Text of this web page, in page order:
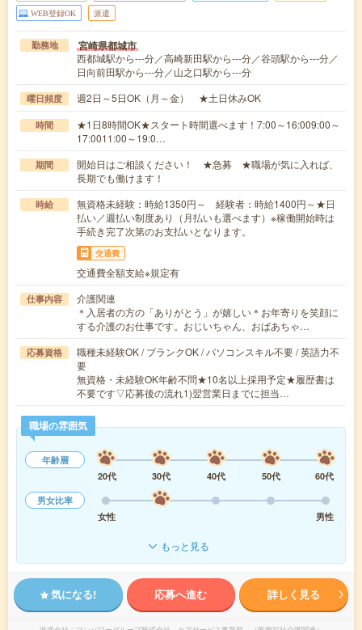
WEB登録OK 派遣
勤務地 宮崎県都城市
西都城駅から---分／高崎新田駅から---分／谷頭駅から---分／
日向前田駅から---分／山之口駅から---分
曜日頻度 週2日～5日OK（月～金） ★土日休みOK
時間
★1日8時間OK★スタート時間選べます！7:00～16:009:00～
17:0011:00～19:0…
期間
開始日はご相談ください！ ★急募 ★職場が気に入れば、
長期でも働けます！
時給
無資格未経験：時給1350円～ 経験者：時給1400円～★日
払い／週払い制度あり（月払いも選べます）※稼働開始時は
手続き完了次第のお支払いとなります。
交通費
交通費全額支給※規定有
仕事内容
介護関連
＊入居者の方の「ありがとう」が嬉しい＊お年寄りを笑顔に
する介護のお仕事です。おじいちゃん、おばあちゃ…
応募資格
職種未経験OK / ブランクOK / パソコンスキル不要 / 英語力不
要
無資格・未経験OK年齢不問★10名以上採用予定★履歴書は
不要です▽応募後の流れ1)翌営業日までに担当…
職場の雰囲気
年齢層
20代
30代 40代 50代
60代
男女比率
女性
男性
もっと見る
気になる! 応募へ進む 詳しく見る